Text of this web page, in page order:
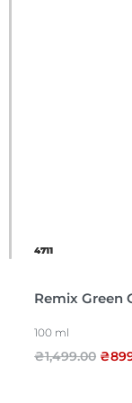
4711
Remix Green
100 ml
₴1,499.00 ₴